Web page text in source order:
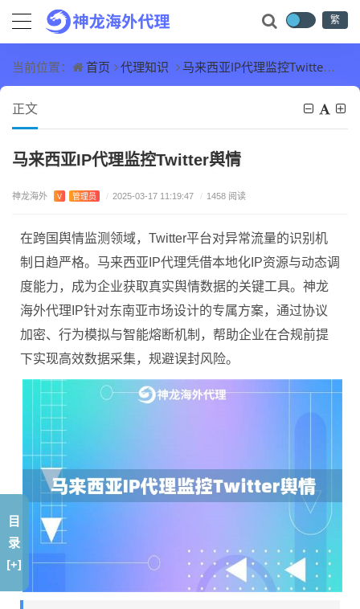
繁
当前位置： 首页 代理知识 马来西亚IP代理监控Twitter舆情
正文
马来西亚IP代理监控Twitter舆情
神龙海外 V 管理员 / 2025-03-17 11:19:47 / 1458 阅读
在跨国舆情监测领域，Twitter平台对异常流量的识别机
制日趋严格。马来西亚IP代理凭借本地化IP资源与动态调
度能力，成为企业获取真实舆情数据的关键工具。神龙
海外代理IP针对东南亚市场设计的专属方案，通过协议
加密、行为模拟与智能熔断机制，帮助企业在合规前提
下实现高效数据采集，规避误封风险。
目
录
[+]